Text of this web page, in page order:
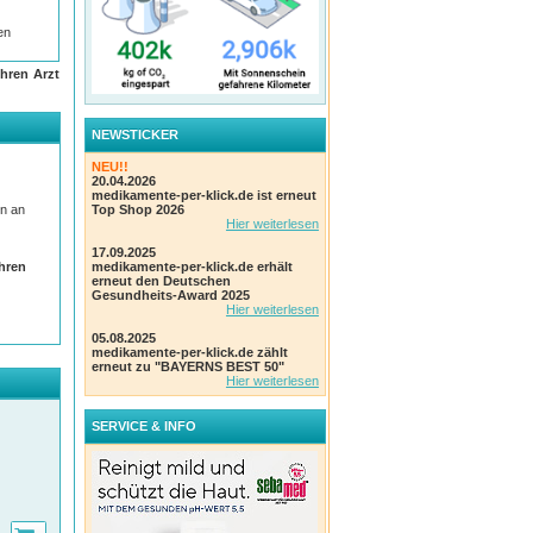
der
– und
Arzt
an
NEWSTICKER
NEU!!
20.04.2026
medikamente-per-klick.de ist erneut
Top Shop 2026
Hier weiterlesen
17.09.2025
medikamente-per-klick.de erhält
erneut den Deutschen
Gesundheits-Award 2025
Hier weiterlesen
05.08.2025
medikamente-per-klick.de zählt
erneut zu "BAYERNS BEST 50"
Hier weiterlesen
SERVICE & INFO